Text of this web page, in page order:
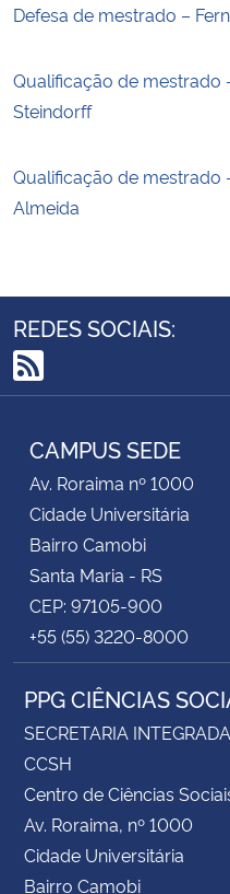
Defesa de mestrado –
Qualificação de mestrado
Steindorff
Qualificação de mestrado
Almeida
REDES SOCIAIS:
RSS
CAMPUS SEDE
Av. Roraima nº 1000
Cidade Universitária
Bairro Camobi
Santa Maria - RS
CEP: 97105-900
+55 (55) 3220-8000
PPG CIÊNCIAS
SECRETARIA
CCSH
Centro de Ciências
Av. Roraima, nº 1000
Cidade Universitária
Bairro Camobi